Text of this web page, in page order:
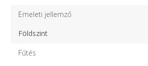
Emeleti jellemző
Földszint
Fűtés